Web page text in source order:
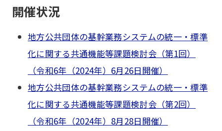
開催状況
地方公共団体の基幹業務システムの統一・標準
化に関する共通機能等課題検討会（第1回）
（令和6年（2024年）6月26日開催）
地方公共団体の基幹業務システムの統一・標準
化に関する共通機能等課題検討会（第2回）
（令和6年（2024年）8月28日開催）